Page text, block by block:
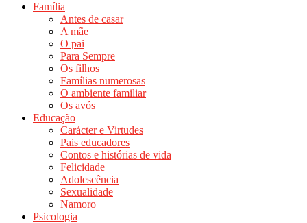
Família
Antes de casar
A mãe
O pai
Para Sempre
Os filhos
Famílias numerosas
O ambiente familiar
Os avós
Educação
Carácter e Virtudes
Pais educadores
Contos e histórias de vida
Felicidade
Adolescência
Sexualidade
Namoro
Psicologia